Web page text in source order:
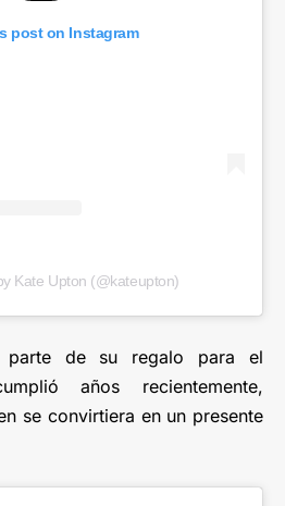
post on Instagram
Kate Upton (@kateupton)
parte de su regalo para el
años recientemente,
se convirtiera en un presente